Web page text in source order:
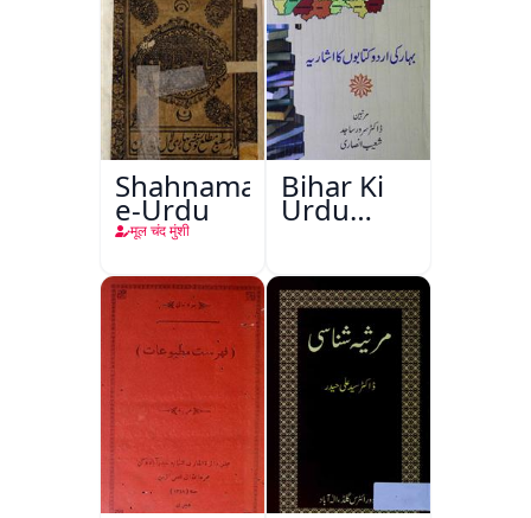
Shahnama-
e-Urdu
मूल चंद मुंशी
Bihar Ki
Urdu
Kitabon
Ishariya